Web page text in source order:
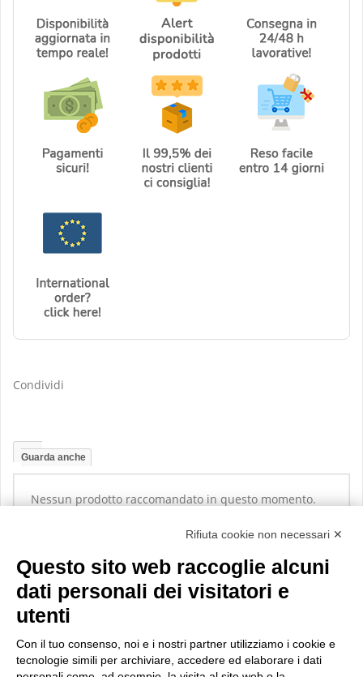
Condividi
Guarda anche
Nessun prodotto raccomandato in questo momento.
Rifiuta cookie non necessari ✕
Questo sito web raccoglie alcuni
dati personali dei visitatori e
utenti
Con il tuo consenso, noi e i nostri partner utilizziamo i cookie e
tecnologie simili per archiviare, accedere ed elaborare i dati